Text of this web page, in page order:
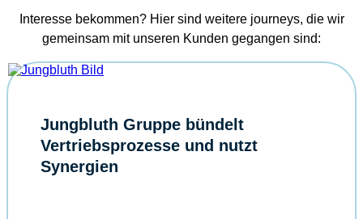
Interesse bekommen? Hier sind weitere journeys, die wir
gemeinsam mit unseren Kunden gegangen sind:
Jungbluth Gruppe bündelt
Vertriebsprozesse und nutzt
Synergien